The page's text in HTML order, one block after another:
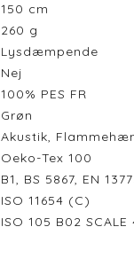
150 cm
260 g
Lysdæmpende
Nej
100% PES FR
Grøn
Akustik,
Oeko-Tex 100
B1, BS 5867, EN
ISO 11654 (C)
ISO 105 B02